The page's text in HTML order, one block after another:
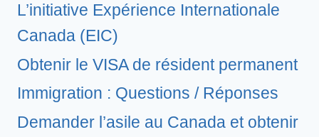
L’initiative Expérience Internationale
Canada (EIC)
Obtenir le VISA de résident permanent
Immigration : Questions / Réponses
Demander l’asile au Canada et obtenir